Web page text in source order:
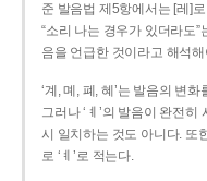
준 발음법 제5항에서는 [레]
“소리 나는 경우가 있더라도
음을 언급한 것이라고 해석
‘계, 몌, 폐, 혜’는 발음의 변
그러나 ‘ㅖ’의 발음이 완전
시 일치하는 것도 아니다. 또
로 ‘ㅖ’로 적는다.